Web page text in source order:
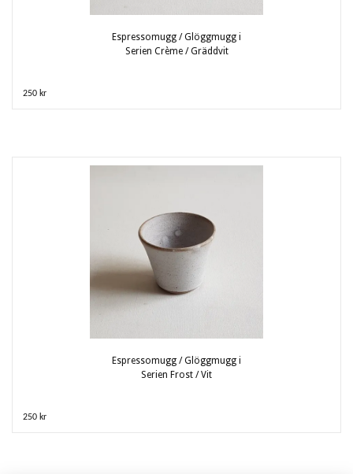
Espressomugg / Glöggmugg i
Serien Crème / Gräddvit
250 kr
Espressomugg / Glöggmugg i
Serien Frost / Vit
250 kr